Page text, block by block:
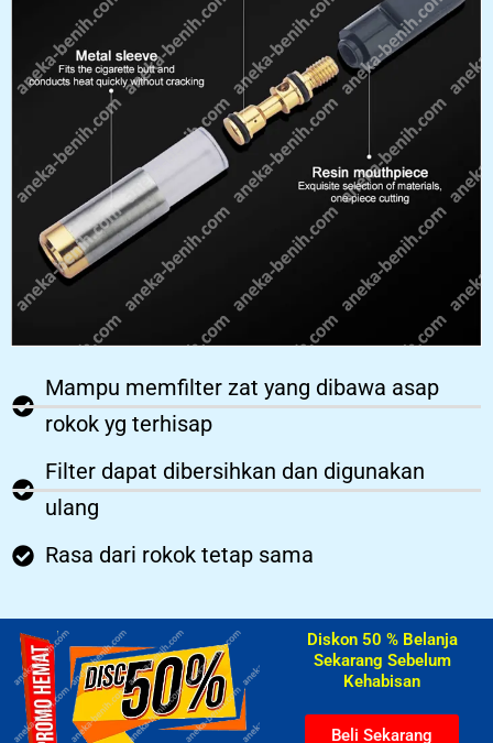
Mampu memfilter zat yang dibawa asap
rokok yg terhisap
Filter dapat dibersihkan dan digunakan
ulang
Rasa dari rokok tetap sama
Diskon 50 % Belanja
Sekarang Sebelum
Kehabisan​
Beli Sekarang